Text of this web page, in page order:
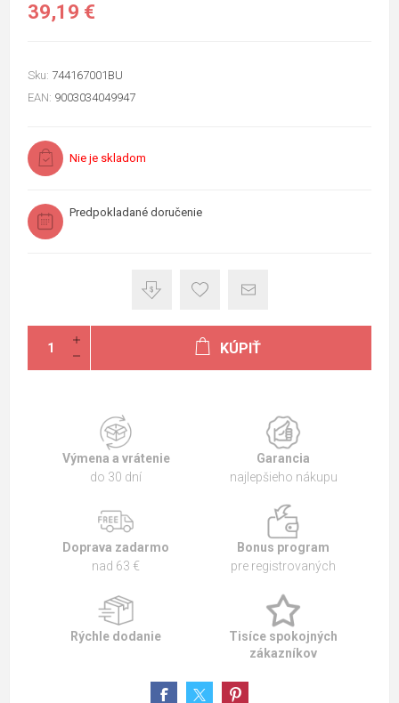
39,19 €
Sku: 744167001BU
EAN: 9003034049947
Nie je skladom
Predpokladané doručenie
KÚPIŤ
Výmena a vrátenie
do 30 dní
Garancia
najlepšieho nákupu
Doprava zadarmo
nad 63 €
Bonus program
pre registrovaných
Rýchle dodanie
Tisíce spokojných
zákazníkov